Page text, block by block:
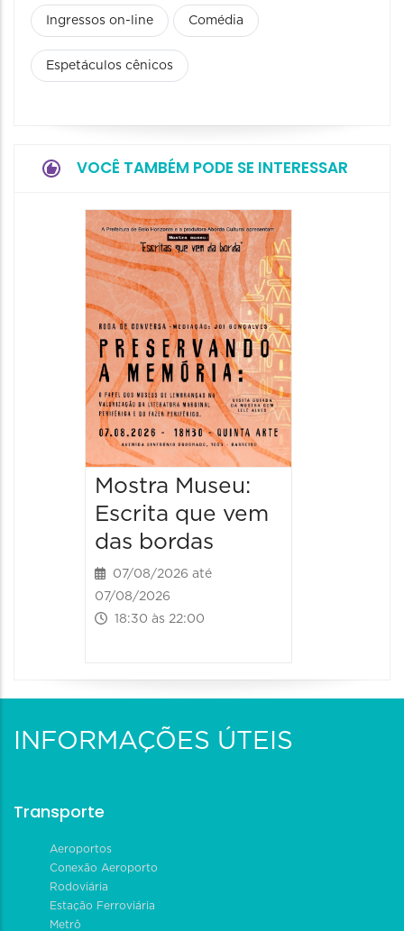
Ingressos on-line Comédia
Espetáculos cênicos
VOCÊ TAMBÉM PODE SE INTERESSAR
Mostra Museu:
Escrita que vem
das bordas
07/08/2026 até
07/08/2026
18:30 às 22:00
INFORMAÇÕES ÚTEIS
Transporte
Aeroportos
Conexão Aeroporto
Rodoviária
Estação Ferroviária
Metrô